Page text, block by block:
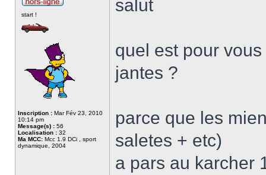
start !
Inscription : Mar Fév 23, 2010
10:14 pm
Message(s) : 56
Localisation : 32
Ma MCC: Mcc 1.9 DCi , sport
dynamique, 2004
salut
quel est pour
jantes ?
parce que les
saletes + etc)
a pars au karcher